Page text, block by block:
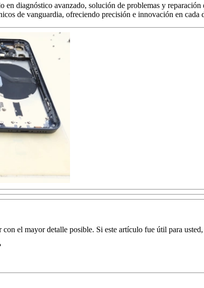
en diagnóstico avanzado, solución de problemas y
de vanguardia, ofreciendo precisión e innovación en cada
el mayor detalle posible. Si este artículo fue útil para